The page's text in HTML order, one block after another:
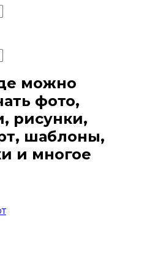
можно
фото,
рисунки,
шаблоны,
и многое